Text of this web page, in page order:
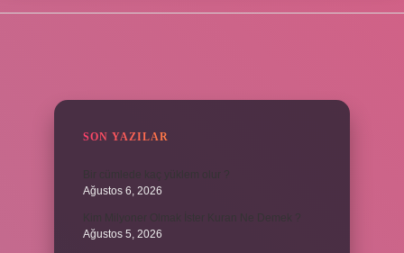
SON YAZILAR
Ağustos 6, 2026
Ağustos 5, 2026